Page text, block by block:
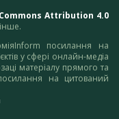
Attribution 4.0
посилання на
у сфері онлайн-медіа
матеріалу прямого та
на цитований